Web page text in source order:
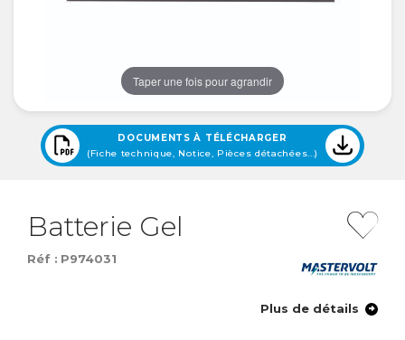
Taper une fois pour agrandir
DOCUMENTS À TÉLÉCHARGER
(Fiche technique, Notice, Pièces détachées...)
Batterie Gel
Réf : P974031
Plus de détails